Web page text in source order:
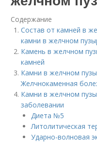
Содержание
Состав от камней в
камни в желчном
Камень в желчном
камней
Камни в желчном
Желчнокаменная
Камни в желчном
заболевании
Диета №5
Литолитическая
Ударно-волновая